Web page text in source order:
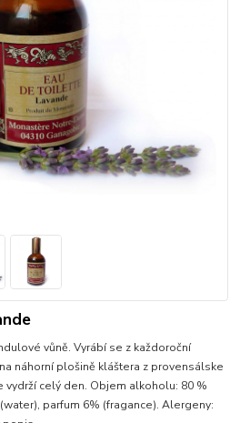
vůně. Vyrábí se z každoroční
náhorní plošině kláštera z provensálske
vydrží celý den. Objem alkoholu: 80 %
parfum 6% (fragance). Alergeny: